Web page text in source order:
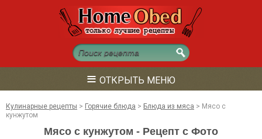
≡ ОТКРЫТЬ МЕНЮ
Кулинарные рецепты > Горячие блюда > Блюда из мяса > Мясо с
кунжутом
Мясо с кунжутом - Рецепт с Фото